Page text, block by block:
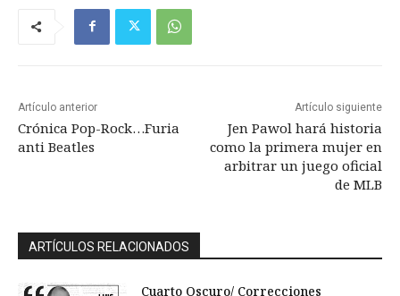
Artículo anterior
Crónica Pop-Rock…Furia
anti Beatles
Artículo siguiente
Jen Pawol hará historia
como la primera mujer en
arbitrar un juego oficial
de MLB
ARTÍCULOS RELACIONADOS
Cuarto Oscuro/ Correcciones